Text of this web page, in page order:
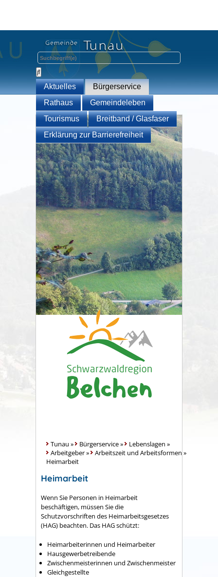
Aktuelles
Bürgerservice
Rathaus
Gemeindeleben
Tourismus
Breitband / Glasfaser
Erklärung zur Barrierefreiheit
Tunau » Bürgerservice» Lebenslagen »
Arbeitgeber» Arbeitszeit und Arbeitsformen »
Heimarbeit
Heimarbeit
Wenn Sie Personen in Heimarbeit
beschäftigen, müssen Sie die
Schutzvorschriften des Heimarbeitsgesetzes
(HAG) beachten. Das HAG schützt:
Heimarbeiterinnen und Heimarbeiter
Hausgewerbetreibende
Zwischenmeisterinnen und Zwischenmeister
Gleichgestellte